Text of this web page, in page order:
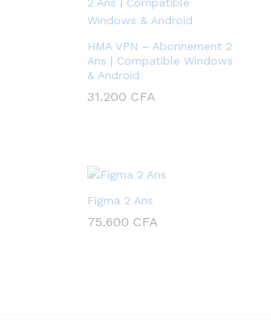
HMA VPN – Abonnement 2
Ans | Compatible Windows
& Android
31.200 CFA
Figma 2 Ans
75.600 CFA